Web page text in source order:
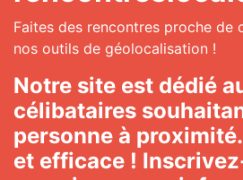
Faites des rencontres proche de
nos outils de géolocalisation !
Notre site est dédié
célibataires
personne à
et efficace !